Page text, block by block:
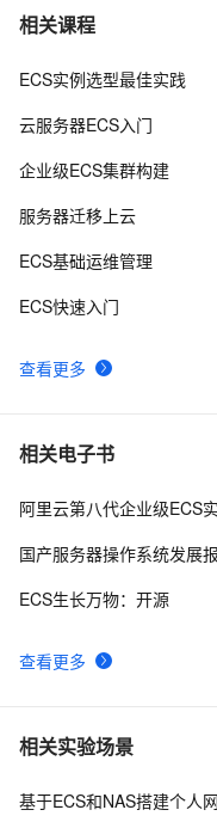
7 基于阿里云轻量应用服
8 建站如何选择阿里云虚
价格
10阿里云轻量应用服务器
相关课程
查看更多
ECS实例选型最佳实践
云服务器ECS入门
企业级ECS集群构建
服务器迁移上云
ECS基础运维管理
ECS快速入门
相关电子书
查看更多
阿里云第八代企业级ECS
国产服务器操作系统发展
ECS生长万物：开源
相关实验场景
基于ECS和NAS搭建个人